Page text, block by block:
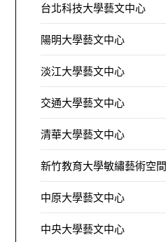
台北科技大學藝文中心
陽明大學藝文中心
淡江大學藝文中心
交通大學藝文中心
清華大學藝文中心
新竹教育大學敏繡藝術空間
中原大學藝文中心
中央大學藝文中心